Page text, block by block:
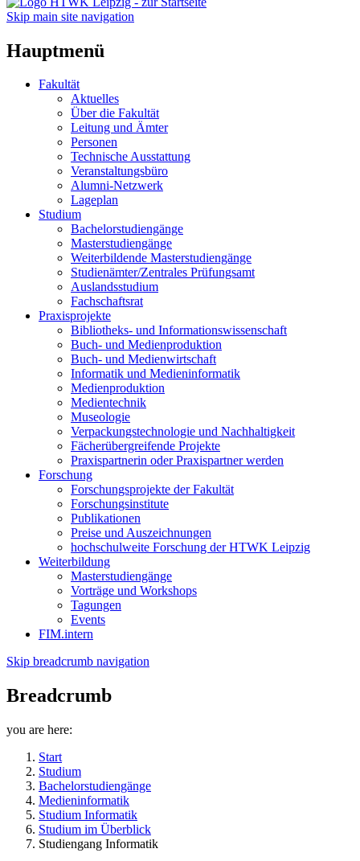
Skip main site navigation
Hauptmenü
Fakultät
Aktuelles
Über die Fakultät
Leitung und Ämter
Personen
Technische Ausstattung
Veranstaltungsbüro
Alumni-Netzwerk
Lageplan
Studium
Bachelorstudiengänge
Masterstudiengänge
Weiterbildende Masterstudiengänge
Studienämter/Zentrales Prüfungsamt
Auslandsstudium
Fachschaftsrat
Praxisprojekte
Bibliotheks- und Informationswissenschaft
Buch- und Medienproduktion
Buch- und Medienwirtschaft
Informatik und Medieninformatik
Medienproduktion
Medientechnik
Museologie
Verpackungstechnologie und Nachhaltigkeit
Fächerübergreifende Projekte
Praxispartnerin oder Praxispartner werden
Forschung
Forschungsprojekte der Fakultät
Forschungsinstitute
Publikationen
Preise und Auszeichnungen
hochschulweite Forschung der HTWK Leipzig
Weiterbildung
Masterstudiengänge
Vorträge und Workshops
Tagungen
Events
FIM.intern
Skip breadcrumb navigation
Breadcrumb
you are here:
Start
Studium
Bachelorstudiengänge
Medieninformatik
Studium Informatik
Studium im Überblick
Studiengang Informatik